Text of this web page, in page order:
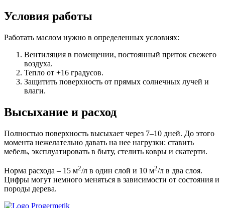
Условия работы
Работать маслом нужно в определенных условиях:
Вентиляция в помещении, постоянный приток свежего
воздуха.
Тепло от +16 градусов.
Защитить поверхность от прямых солнечных лучей и
влаги.
Высыхание и расход
Полностью поверхность высыхает через 7–10 дней. До этого
момента нежелательно давать на нее нагрузки: ставить
мебель, эксплуатировать в быту, стелить ковры и скатерти.
Норма расхода – 15 м2/л в один слой и 10 м2/л в два слоя.
Цифры могут немного меняться в зависимости от состояния и
породы дерева.